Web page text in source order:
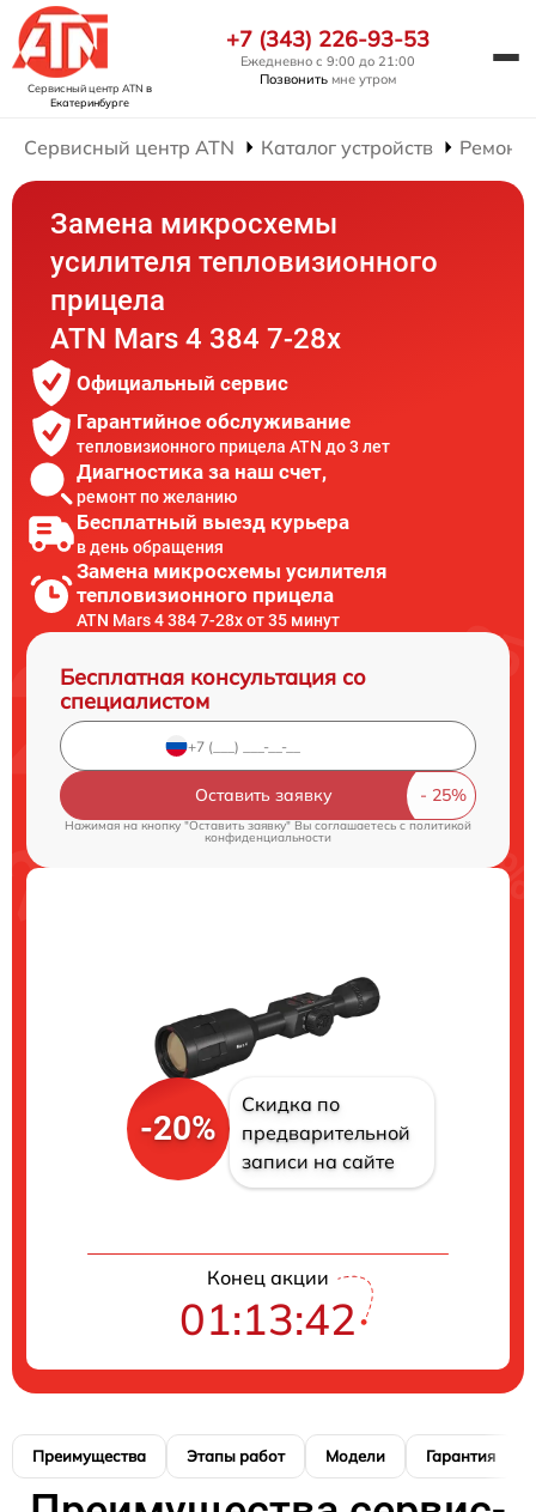
Сервисный центр ATN в
Екатеринбурге
+7 (343) 226-93-53
Ежедневно с 9:00 до 21:00
Позвонить мне утром
Сервисный центр ATN Каталог устройств Ремонт
Замена микросхемы
усилителя тепловизионного
прицела
ATN Mars 4 384 7-28x
Официальный сервис
Гарантийное обслуживание
тепловизионного прицела ATN до 3 лет
Диагностика за наш счет,
ремонт по желанию
Бесплатный выезд курьера
в день обращения
Замена микросхемы усилителя
тепловизионного прицела
ATN Mars 4 384 7-28x от 35 минут
Бесплатная консультация со
специалистом
Оставить заявку
Нажимая на кнопку "Оставить заявку" Вы соглашаетесь cполитикой
конфиденциальности
-20%
Скидка по
предварительной
записи на сайте
Конец акции
01:13:41
Преимущества Этапы работ Модели Гарантия